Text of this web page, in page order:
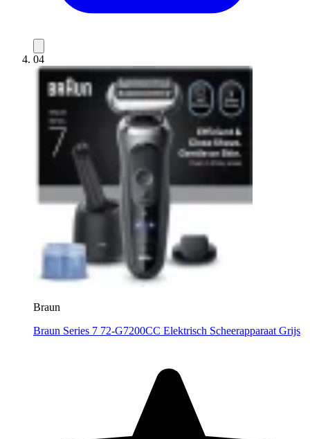
04
Braun
Braun Series 7 72-G7200CC Elektrisch Scheerapparaat Grijs